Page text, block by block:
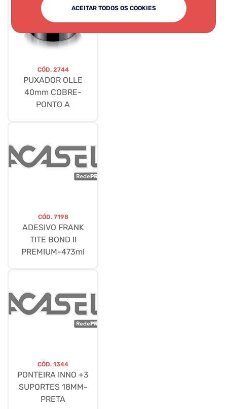
ACEITAR TODOS OS COOKIES
CÓD. 2744
PUXADOR OLLE
40mm COBRE-
PONTO A
CÓD. 7198
ADESIVO FRANK
TITE BOND II
PREMIUM-473ml
CÓD. 1344
PONTEIRA INNO +3
SUPORTES 18MM-
PRETA